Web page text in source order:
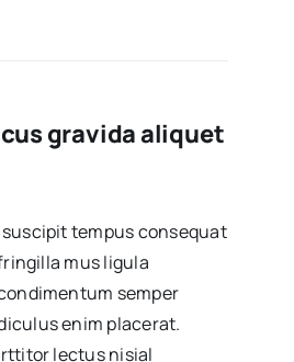
gravida aliquet
tempus consequat
mus ligula
semper
enim placerat.
lectus nisial